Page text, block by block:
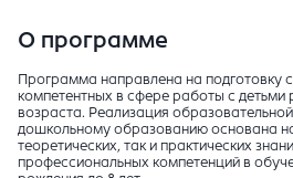
О программе
Программа направлена на подготовку
компетентных в сфере работы с детьми
возраста. Реализация
дошкольному образованию основана
теоретических, так и практических
профессиональных компетенций в